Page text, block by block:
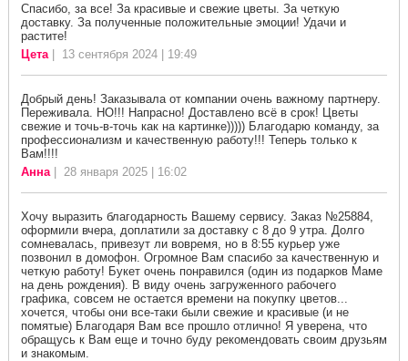
Спасибо, за все! За красивые и свежие цветы. За четкую
доставку. За полученные положительные эмоции! Удачи и
растите!
Цета| 13 сентября 2024 | 19:49
Добрый день! Заказывала от компании очень важному партнеру.
Переживала. НО!!! Напрасно! Доставлено всё в срок! Цветы
свежие и точь-в-точь как на картинке))))) Благодарю команду, за
профессионализм и качественную работу!!! Теперь только к
Вам!!!!
Анна| 28 января 2025 | 16:02
Хочу выразить благодарность Вашему сервису. Заказ №25884,
оформили вчера, доплатили за доставку с 8 до 9 утра. Долго
сомневалась, привезут ли вовремя, но в 8:55 курьер уже
позвонил в домофон. Огромное Вам спасибо за качественную и
четкую работу! Букет очень понравился (один из подарков Маме
на день рождения). В виду очень загруженного рабочего
графика, совсем не остается времени на покупку цветов...
хочется, чтобы они все-таки были свежие и красивые (и не
помятые) Благодаря Вам все прошло отлично! Я уверена, что
обращусь к Вам еще и точно буду рекомендовать своим друзьям
и знакомым.